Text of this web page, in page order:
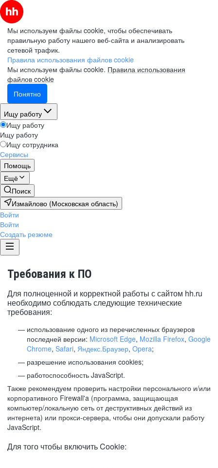
Мы используем файлы cookie, чтобы обеспечивать
правильную работу нашего веб-сайта и анализировать
сетевой трафик.
Правила использования файлов cookie
Мы используем файлы cookie. Правила использования
файлов cookie
Понятно
Ищу работу
Ищу работу
Ищу работу
Ищу сотрудника
Сервисы
Помощь
Ещё
Поиск
Измайлово (Московская область)
Войти
Войти
Создать резюме
Требования к ПО
Для полноценной и корректной работы с сайтом hh.ru
необходимо соблюдать следующие технические
требования:
использование одного из перечисленных браузеров
последней версии: Microsoft Edge, Mozilla Firefox, Google
Chrome, Safari, Яндекс.Браузер, Opera;
разрешение использования cookies;
работоспособность JavaScript.
Также рекомендуем проверить настройки персонального и/или
корпоративного Firewall'a (программа, защищающая
компьютер/локальную сеть от деструктивных действий из
интернета) или прокси-сервера, чтобы они допускали работу
JavaScript.
Для того чтобы включить Cookie: